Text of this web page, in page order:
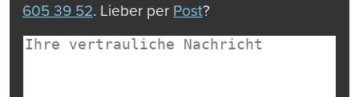
605 39 52. Lieber per Post?